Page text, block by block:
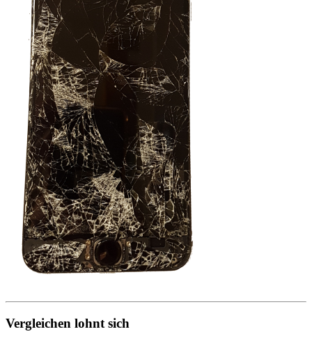
Vergleichen lohnt sich